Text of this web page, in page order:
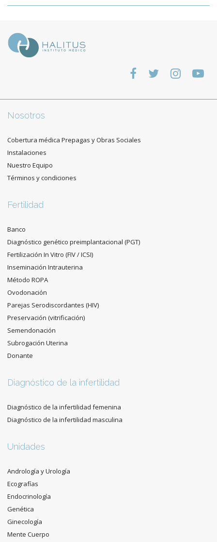
Nosotros
Cobertura médica Prepagas y Obras Sociales
Instalaciones
Nuestro Equipo
Términos y condiciones
Fertilidad
Banco
Diagnóstico genético preimplantacional (PGT)
Fertilización In Vitro (FIV / ICSI)
Inseminación Intrauterina
Método ROPA
Ovodonación
Parejas Serodiscordantes (HIV)
Preservación (vitrificación)
Semendonación
Subrogación Uterina
Donante
Diagnóstico de la infertilidad
Diagnóstico de la infertilidad femenina
Diagnóstico de la infertilidad masculina
Unidades
Andrología y Urología
Ecografías
Endocrinología
Genética
Ginecología
Mente Cuerpo